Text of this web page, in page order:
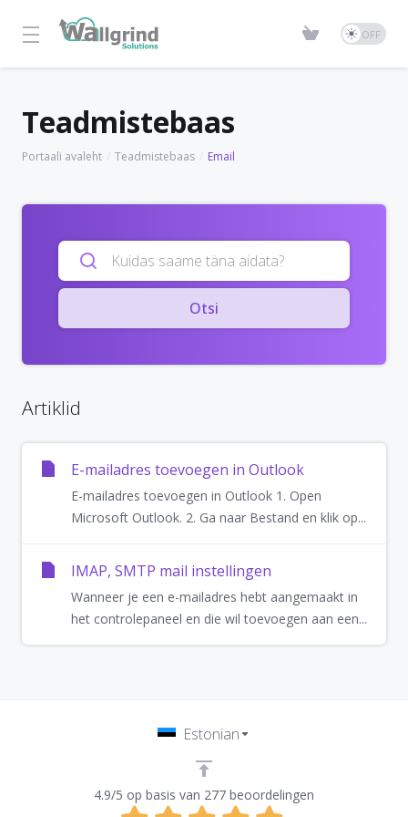
Teadmistebaas
Portaali avaleht Teadmistebaas Email
Otsi
Artiklid
E-mailadres toevoegen in Outlook
E-mailadres toevoegen in Outlook 1. Open
Microsoft Outlook. 2. Ga naar Bestand en klik op...
IMAP, SMTP mail instellingen
Wanneer je een e-mailadres hebt aangemaakt in
het controlepaneel en die wil toevoegen aan een...
4.9/5 op basis van 277 beoordelingen
Estonian